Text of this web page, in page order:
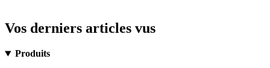
Vos derniers articles vus
Produits